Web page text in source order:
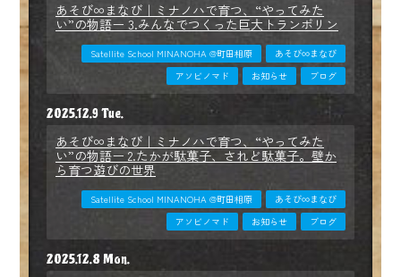
あそび∞まなび｜ミナノハで育つ、“やってみた
い”の物語ー 3.みんなでつくった巨大トランポリン
Satellite School MINANOHA @町田相原
あそび∞まなび
アソビノマド
お知らせ ブログ
2025.12.9 Tue.
あそび∞まなび｜ミナノハで育つ、“やってみた
い”の物語ー 2.たかが駄菓子、されど駄菓子。壁か
ら育つ遊びの世界
Satellite School MINANOHA @町田相原
あそび∞まなび
アソビノマド
お知らせ ブログ
2025.12.8 Mon.